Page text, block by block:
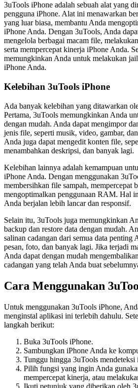
3uTools iPhone adalah sebuah alat yang
pengguna iPhone. Alat ini menawarkan
yang luar biasa, membantu Anda
iPhone Anda. Dengan 3uTools, Anda
mengelola berbagai macam file,
serta mempercepat kinerja iPhone Anda.
memungkinkan Anda untuk melakukan
iPhone Anda.
Kelebihan 3uTools iPhone
Ada banyak kelebihan yang ditawarkan
Pertama, 3uTools memungkinkan Anda
dengan mudah. Anda dapat mengimpor
jenis file, seperti musik, video, gambar,
Anda juga dapat mengedit konten file,
menambahkan deskripsi, dan banyak lagi.
Kelebihan lainnya adalah kemampuan
iPhone Anda. Dengan menggunakan
membersihkan file sampah, mempercepat
mengoptimalkan penggunaan RAM. Hal
Anda berjalan lebih lancar dan responsif.
Selain itu, 3uTools juga memungkinkan
backup dan restore data dengan mudah.
salinan cadangan dari semua data penting
pesan, foto, dan banyak lagi. Jika terjadi
Anda dapat dengan mudah
cadangan yang telah Anda buat
Cara Menggunakan
Untuk menggunakan 3uTools iPhone,
menginstal aplikasi ini terlebih dahulu.
langkah berikut:
Buka 3uTools iPhone.
Sambungkan iPhone Anda ke
Tunggu hingga 3uTools mendeteksi
Pilih fungsi yang ingin Anda
mempercepat kinerja, atau
Ikuti petunjuk yang diberikan oleh